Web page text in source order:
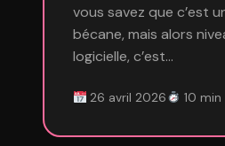
vous savez que c’est
bécane, mais alors
logicielle, c’est…
26 avril 2026 10 min